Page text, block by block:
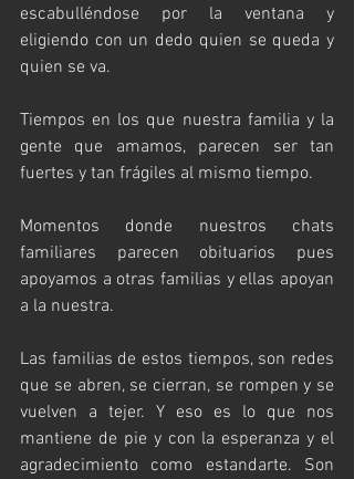
escabulléndose por la ventana y
eligiendo con un dedo quien se queda y
quien se va.
Tiempos en los que nuestra familia y la
gente que amamos, parecen ser tan
fuertes y tan frágiles al mismo tiempo.
Momentos donde nuestros chats
familiares parecen obituarios pues
apoyamos a otras familias y ellas apoyan
a la nuestra.
Las familias de estos tiempos, son redes
que se abren, se cierran, se rompen y se
vuelven a tejer. Y eso es lo que nos
mantiene de pie y con la esperanza y el
agradecimiento como estandarte. Son